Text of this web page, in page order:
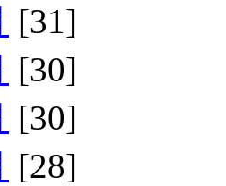
[31]
[30]
[30]
[28]